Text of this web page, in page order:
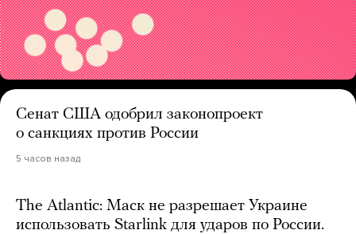
Сенат США одобрил законопроект
о санкциях против России
5 часов назад
The Atlantic: Маск не разрешает Украине
использовать Starlink для ударов по России.